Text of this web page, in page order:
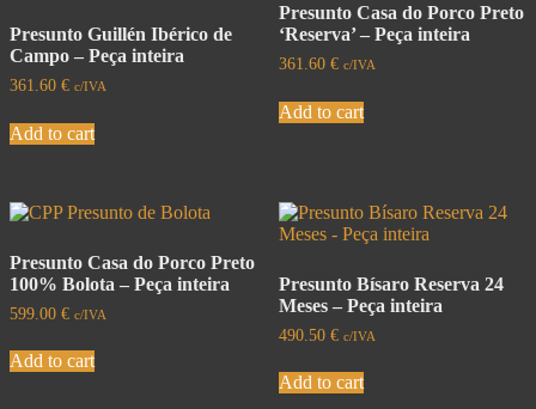
Presunto Guillén Ibérico de
Campo – Peça inteira
361.60 € c/IVA
Add to cart
Presunto Casa do Porco Preto
‘Reserva’ – Peça inteira
361.60 € c/IVA
Add to cart
Presunto Casa do Porco Preto
100% Bolota – Peça inteira
599.00 € c/IVA
Add to cart
Presunto Bísaro Reserva 24
Meses – Peça inteira
490.50 € c/IVA
Add to cart